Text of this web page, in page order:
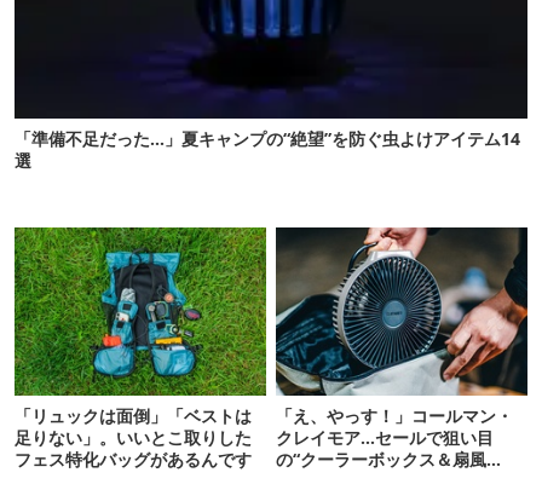
「準備不足だった…」夏キャンプの“絶望”を防ぐ虫よけアイテム14
選
「リュックは面倒」「ベストは
足りない」。いいとこ取りした
フェス特化バッグがあるんです
「え、やっす！」コールマン・
クレイモア…セールで狙い目
の“クーラーボックス＆扇風